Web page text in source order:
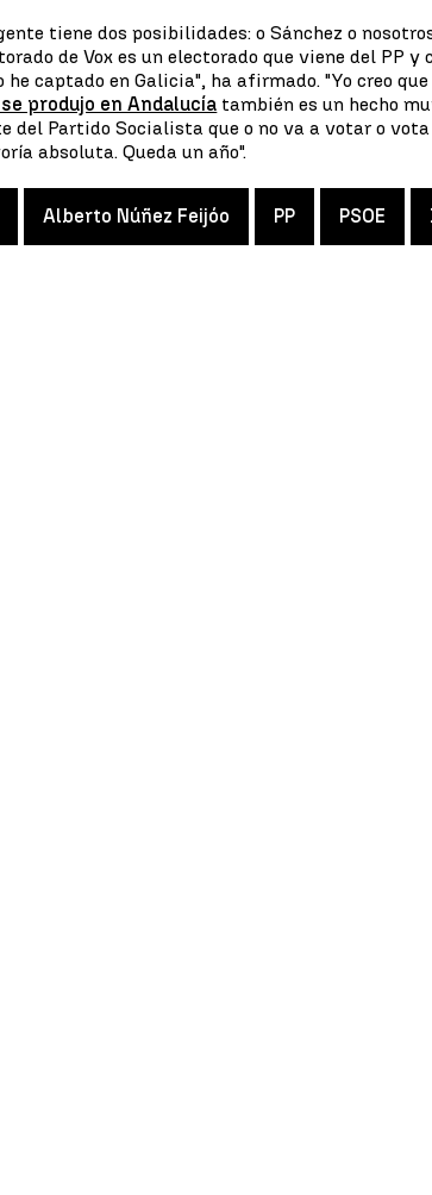
tiene dos posibilidades: o Sánchez o
de Vox es un electorado que viene del PP y
he captado en Galicia", ha afirmado. "Yo creo
produjo en Andalucía también es un hecho
del Partido Socialista que o no va a votar o
absoluta. Queda un año".
Alberto Núñez Feijóo PP PSOE